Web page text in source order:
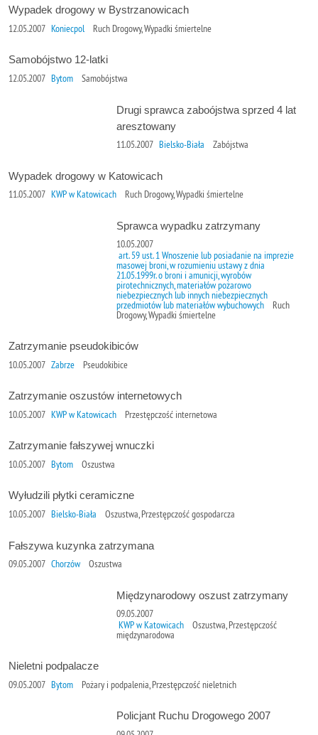
Wypadek drogowy w Bystrzanowicach
12.05.2007 Koniecpol Ruch Drogowy, Wypadki śmiertelne
Samobójstwo 12-latki
12.05.2007 Bytom Samobójstwa
Drugi sprawca zaboójstwa sprzed 4 lat
aresztowany
11.05.2007 Bielsko-Biała Zabójstwa
Wypadek drogowy w Katowicach
11.05.2007 KWP w Katowicach Ruch Drogowy, Wypadki śmiertelne
Sprawca wypadku zatrzymany
10.05.2007
art. 59 ust. 1 Wnoszenie lub posiadanie na imprezie
masowej broni, w rozumieniu ustawy z dnia
21.05.1999r. o broni i amunicji, wyrobów
pirotechnicznych, materiałów pożarowo
niebezpiecznych lub innych niebezpiecznych
przedmiotów lub materiałów wybuchowych Ruch
Drogowy, Wypadki śmiertelne
Zatrzymanie pseudokibiców
10.05.2007 Zabrze Pseudokibice
Zatrzymanie oszustów internetowych
10.05.2007 KWP w Katowicach Przestępczość internetowa
Zatrzymanie fałszywej wnuczki
10.05.2007 Bytom Oszustwa
Wyłudzili płytki ceramiczne
10.05.2007 Bielsko-Biała Oszustwa, Przestępczość gospodarcza
Fałszywa kuzynka zatrzymana
09.05.2007 Chorzów Oszustwa
Międzynarodowy oszust zatrzymany
09.05.2007
KWP w Katowicach Oszustwa, Przestępczość
międzynarodowa
Nieletni podpalacze
09.05.2007 Bytom Pożary i podpalenia, Przestępczość nieletnich
Policjant Ruchu Drogowego 2007